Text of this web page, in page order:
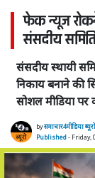
फेक न्यूज
संसदीय
संसदीय स्थायी
निकाय बनाने की
सोशल मीडिया पर
byसमाचार4मीडिया
Published- Friday,